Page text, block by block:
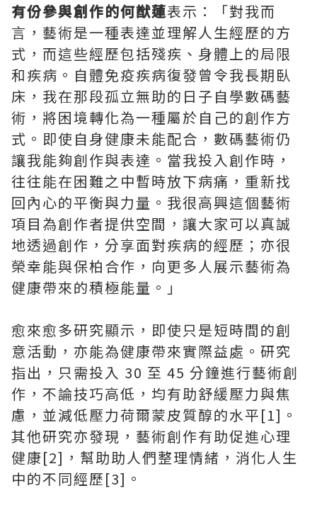
有份參與創作的何猷蓮表示：「對我而
言，藝術是一種表達並理解人生經歷的方
式，而這些經歷包括殘疾、身體上的局限
和疾病。自體免疫疾病復發曾令我長期臥
床，我在那段孤立無助的日子自學數碼藝
術，將困境轉化為一種屬於自己的創作方
式。即使自身健康未能配合，數碼藝術仍
讓我能夠創作與表達。當我投入創作時，
往往能在困難之中暫時放下病痛，重新找
回內心的平衡與力量。我很高興這個藝術
項目為創作者提供空間，讓大家可以真誠
地透過創作，分享面對疾病的經歷；亦很
榮幸能與保柏合作，向更多人展示藝術為
健康帶來的積極能量。」
愈來愈多研究顯示，即使只是短時間的創
意活動，亦能為健康帶來實際益處。研究
指出，只需投入 30 至 45 分鐘進行藝術創
作，不論技巧高低，均有助舒緩壓力與焦
慮，並減低壓力荷爾蒙皮質醇的水平[1]。
其他研究亦發現，藝術創作有助促進心理
健康[2]，幫助助人們整理情緒，消化人生
中的不同經歷[3]。